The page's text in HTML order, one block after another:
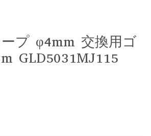
プ φ4mm 交換用ゴ
GLD5031MJ115